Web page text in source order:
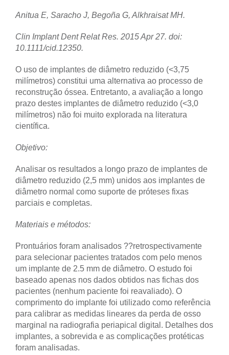
Anitua E, Saracho J, Begoña G, Alkhraisat MH.
Clin Implant Dent Relat Res. 2015 Apr 27. doi:
10.1111/cid.12350.
O uso de implantes de diâmetro reduzido (<3,75
milímetros) constitui uma alternativa ao processo de
reconstrução óssea. Entretanto, a avaliação a longo
prazo destes implantes de diâmetro reduzido (<3,0
milímetros) não foi muito explorada na literatura
científica.
Objetivo:
Analisar os resultados a longo prazo de implantes de
diâmetro reduzido (2,5 mm) unidos aos implantes de
diâmetro normal como suporte de próteses fixas
parciais e completas.
Materiais e métodos:
Prontuários foram analisados ??retrospectivamente
para selecionar pacientes tratados com pelo menos
um implante de 2.5 mm de diâmetro. O estudo foi
baseado apenas nos dados obtidos nas fichas dos
pacientes (nenhum paciente foi reavaliado). O
comprimento do implante foi utilizado como referência
para calibrar as medidas lineares da perda de osso
marginal na radiografia periapical digital. Detalhes dos
implantes, a sobrevida e as complicações protéticas
foram analisadas.